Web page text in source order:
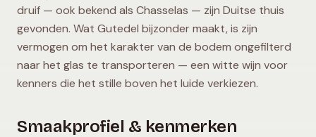
druif — ook bekend als Chasselas — zijn Duitse thuis
gevonden. Wat Gutedel bijzonder maakt, is zijn
vermogen om het karakter van de bodem ongefilterd
naar het glas te transporteren — een witte wijn voor
kenners die het stille boven het luide verkiezen.
Smaakprofiel & kenmerken